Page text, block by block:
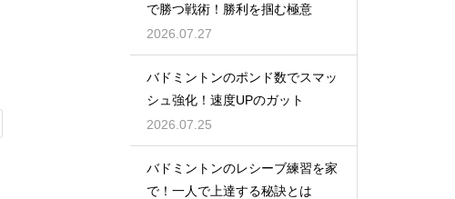
で勝つ戦術！勝利を掴む極意
2026.07.27
バドミントンのポンド数でスマッ
シュ強化！速度UPのガット
2026.07.25
バドミントンのレシーブ練習を家
で！一人で上達する秘訣とは